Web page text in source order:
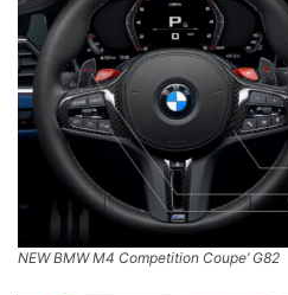
NEW BMW M4 Competition Coupe’ G82